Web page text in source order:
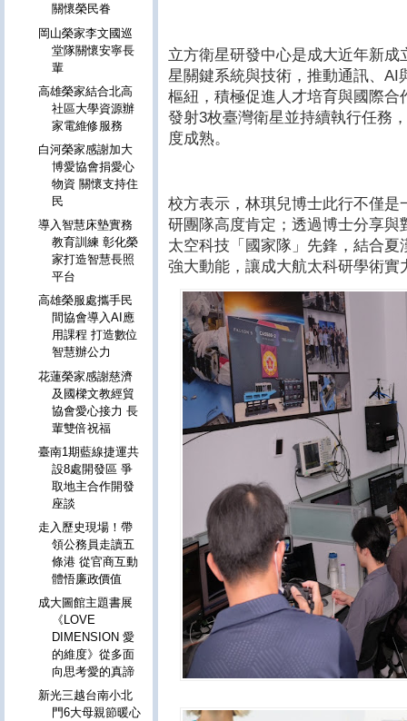
立方衛星研發中心是成大近年新
星關鍵系統與技術，推動通訊、
樞紐，積極促進人才培育與國際合
發射3枚臺灣衛星並持續執行任務
度成熟。
校方表示，林琪兒博士此行不僅
研團隊高度肯定；透過博士分享
太空科技「國家隊」先鋒，結合
強大動能，讓成大航太科研學術實
關懷榮民眷
岡山榮家李文國巡
堂隊關懷安寧長
輩
高雄榮家結合北高
社區大學資源辦
家電維修服務
白河榮家感謝加大
博愛協會捐愛心
物資 關懷支持住
民
導入智慧床墊實務
教育訓練 彰化榮
家打造智慧長照
平台
高雄榮服處攜手民
間協會導入AI應
用課程 打造數位
智慧辦公力
花蓮榮家感謝慈濟
及國樑文教經貿
協會愛心接力 長
輩雙倍祝福
臺南1期藍線捷運共
設8處開發區 爭
取地主合作開發
座談
走入歷史現場！帶
領公務員走讀五
條港 從官商互動
體悟廉政價值
成大圖館主題書展
《LOVE
DIMENSION 愛
的維度》從多面
向思考愛的真諦
新光三越台南小北
門6大母親節暖心